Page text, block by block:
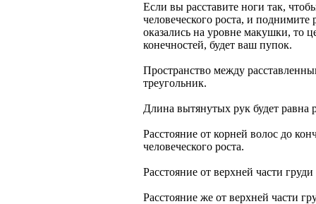
Если вы расставите ноги так,
человеческого роста, и
оказались на уровне макушки, то
конечностей, будет ваш пупок.
Пространство между
треугольник.
Длина вытянутых рук будет равна
Расстояние от корней волос до
человеческого роста.
Расстояние от верхней части
Расстояние же от верхней части